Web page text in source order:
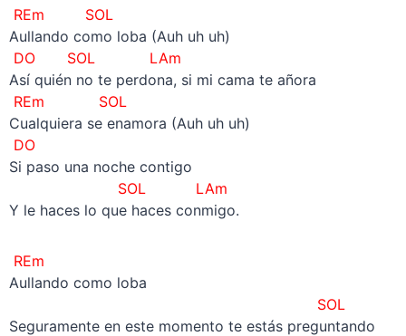
REm SOL
Aullando como loba (Auh uh uh)
DO SOL LAm
Así quién no te perdona, si mi cama te añora
REm SOL
Cualquiera se enamora (Auh uh uh)
DO
Si paso una noche contigo
SOL LAm
Y le haces lo que haces conmigo.
REm
Aullando como loba
SOL
Seguramente en este momento te estás preguntando